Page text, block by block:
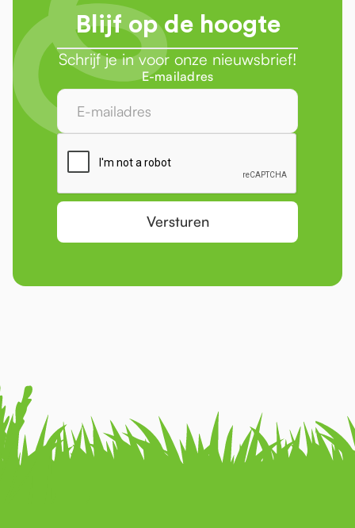
Blijf op de hoogte
Schrijf je in voor onze nieuwsbrief!
E-mailadres